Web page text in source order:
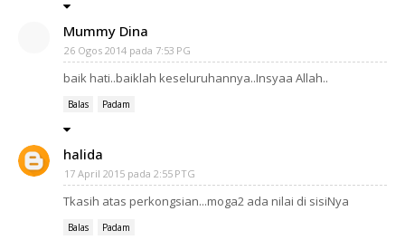
Mummy Dina
26 Ogos 2014 pada 7:53 PG
baik hati..baiklah keseluruhannya..Insyaa Allah..
Balas Padam
halida
17 April 2015 pada 2:55 PTG
Tkasih atas perkongsian...moga2 ada nilai di sisiNya
Balas Padam